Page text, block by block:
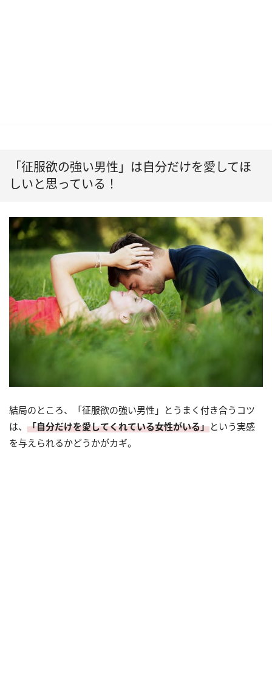
「征服欲の強い男性」は自分だけを愛してほ
しいと思っている！
結局のところ、「征服欲の強い男性」とうまく付き合うコツ
は、 「自分だけを愛してくれている女性がいる」という実感
を与えられるかどうかがカギ。